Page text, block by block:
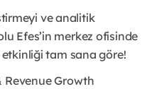
ve analitik
Efes’in merkez ofisinde
tam sana göre!
Revenue Growth